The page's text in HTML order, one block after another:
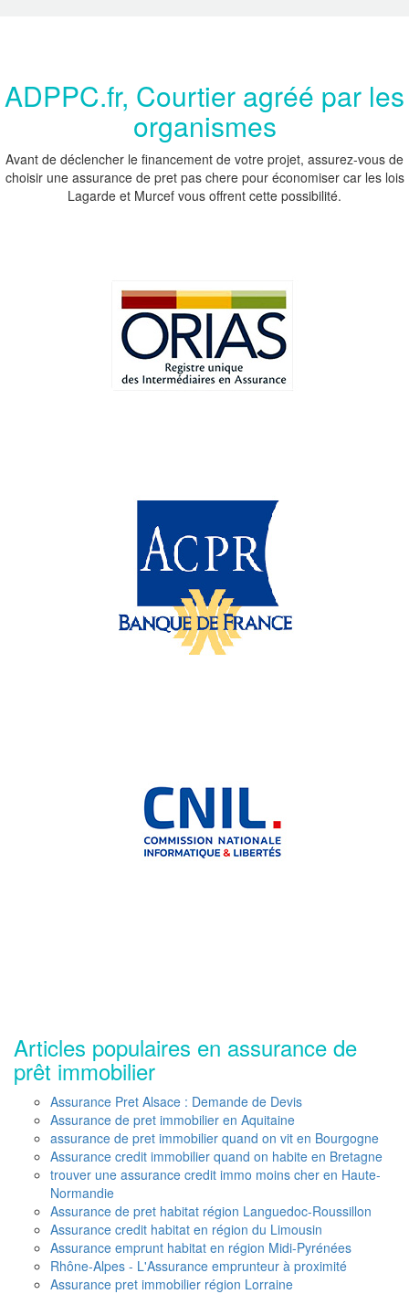
ADPPC.fr, Courtier agréé par les
organismes
Avant de déclencher le financement de votre projet, assurez-vous de
choisir une assurance de pret pas chere pour économiser car les lois
Lagarde et Murcef vous offrent cette possibilité.
Articles populaires en assurance de
prêt immobilier
Assurance Pret Alsace : Demande de Devis
Assurance de pret immobilier en Aquitaine
assurance de pret immobilier quand on vit en Bourgogne
Assurance credit immobilier quand on habite en Bretagne
trouver une assurance credit immo moins cher en Haute-
Normandie
Assurance de pret habitat région Languedoc-Roussillon
Assurance credit habitat en région du Limousin
Assurance emprunt habitat en région Midi-Pyrénées
Rhône-Alpes - L'Assurance emprunteur à proximité
Assurance pret immobilier région Lorraine